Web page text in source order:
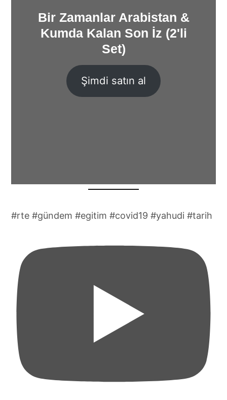
Bir Zamanlar Arabistan &
Kumda Kalan Son İz (2'li
Set)
Şimdi satın al
#rte #gündem #egitim #covid19 #yahudi #tarih